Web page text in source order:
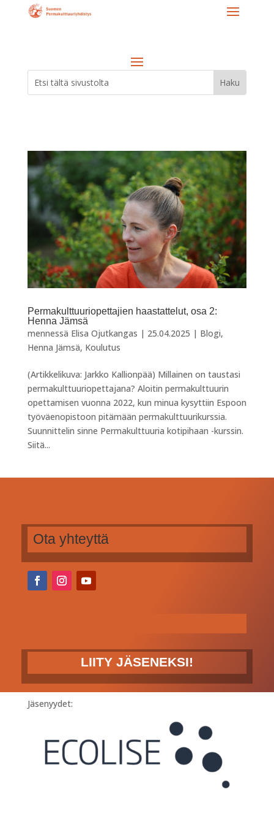
Permakulttuuriopettajien haastattelut, osa 2:
Henna Jämsä
mennessä Elisa Ojutkangas | 25.04.2025 | Blogi,
Henna Jämsä, Koulutus
(Artikkelikuva: Jarkko Kallionpää) Millainen on taustasi
permakulttuuriopettajana? Aloitin permakulttuurin
opettamisen vuonna 2022, kun minua kysyttiin Espoon
työväenopistoon pitämään permakulttuurikurssia.
Suunnittelin sinne Permakulttuuria kotipihaan -kurssin.
Siitä...
Ota yhteyttä
LIITY JÄSENEKSI!
Jäsenyydet: